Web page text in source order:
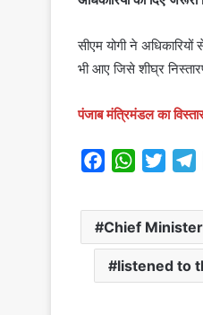
सीएम योगी ने
भी आए जिसे शीघ्र
पंजाब मंत्रिमंडल का
c
e
b
o
W
a
t
s
A
i
t
t
e
l
e
r
Chief Minister
listened to